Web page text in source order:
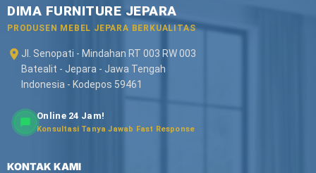
DIMA FURNITURE JEPARA
PRODUSEN MEBEL JEPARA BERKUALITAS
Jl. Senopati - Mindahan RT 003 RW 003
Batealit - Jepara - Jawa Tengah
Indonesia - Kodepos 59461
Online 24 Jam!
Konsultasi Tanya Jawab Fast Response
KONTAK KAMI